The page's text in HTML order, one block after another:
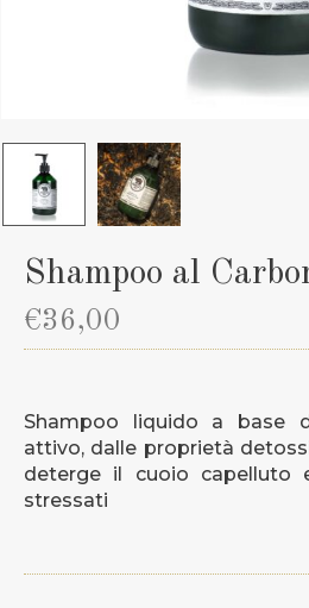
Shampoo al
€36,00
Shampoo liquido a base
attivo, dalle proprietà
deterge il cuoio capelluto
stressati